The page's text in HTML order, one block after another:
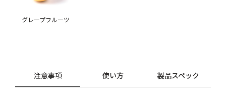
グレープフルーツ
注意事項 使い方 製品スペック